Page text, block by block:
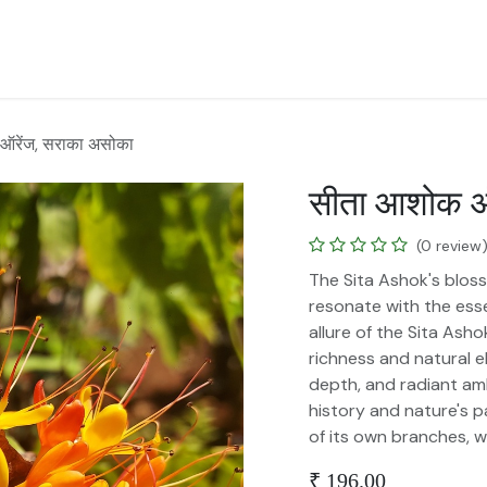
सराका असोका
सीता आशोक
(0 review)
The Sita Ashok's
resonate with the
allure of the Sita
richness and natural
depth, and radiant
history and nature's
of its own branches,
₹ 196.00